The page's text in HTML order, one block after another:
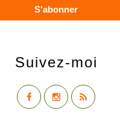
Suivez-moi